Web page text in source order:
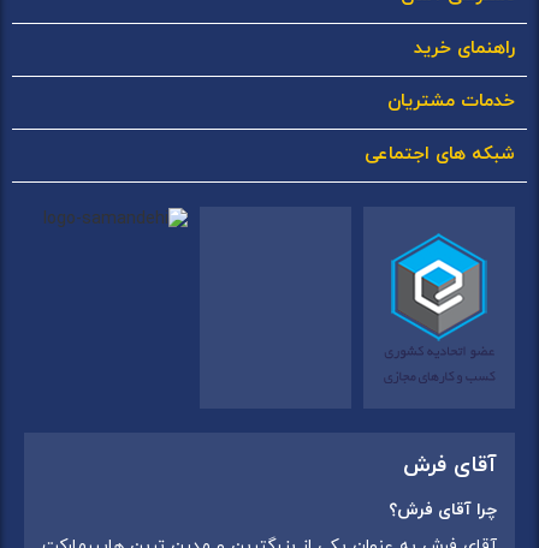
راهنمای خرید
خدمات مشتریان
شبکه های اجتماعی
آقای فرش
چرا آقای فرش؟